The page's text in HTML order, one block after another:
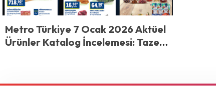
Metro Türkiye 7 Ocak 2026 Aktüel
Ürünler Katalog İncelemesi: Taze